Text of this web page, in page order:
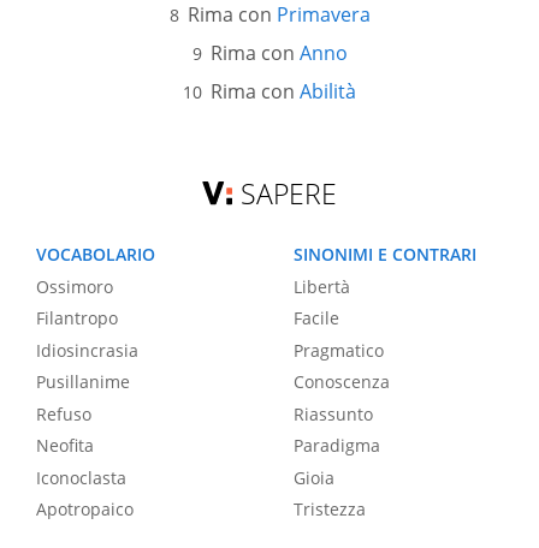
Rima con Primavera
Rima con Anno
Rima con Abilità
SAPERE
VOCABOLARIO
Ossimoro
Filantropo
Idiosincrasia
Pusillanime
Refuso
Neofita
Iconoclasta
Apotropaico
SINONIMI E CONTRARI
Libertà
Facile
Pragmatico
Conoscenza
Riassunto
Paradigma
Gioia
Tristezza